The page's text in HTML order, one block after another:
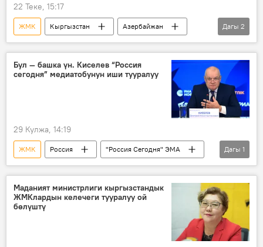
22 Теке, 15:17
ЖМК Кыргызстан
Азербайжан
сапар
кызматташуу
Дагы 2
Бул — башка үн. Киселев “Россия
сегодня” медиатобунун иши тууралуу
29 Кулжа, 14:19
ЖМК Россия
"Россия Сегодня" ЭМА
Дмитрий Киселев
Дагы 1
Маданият министрлиги кыргызстандык
ЖМКлардын келечеги тууралуу ой
бөлүштү